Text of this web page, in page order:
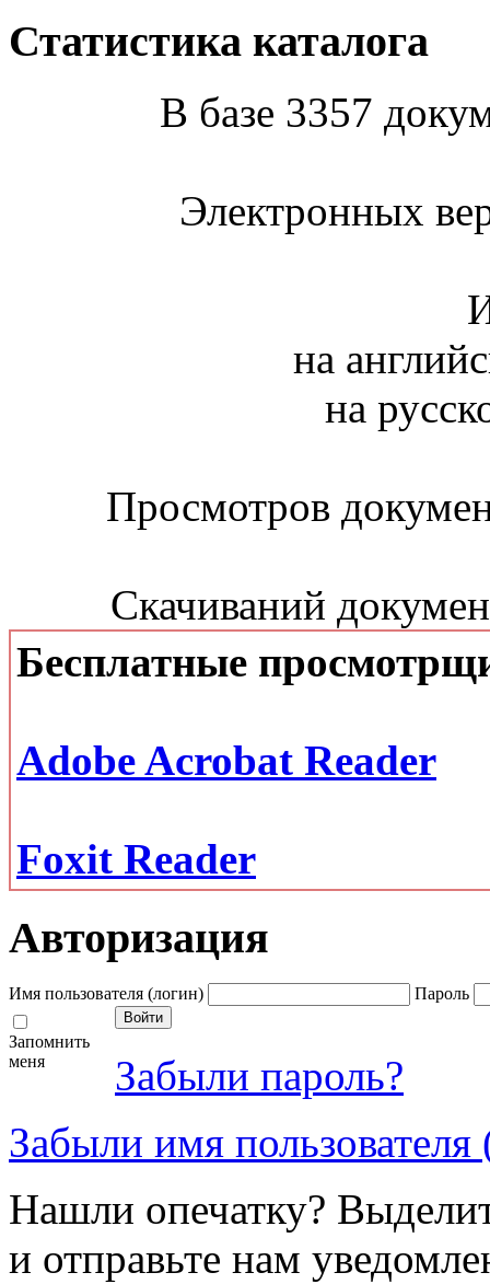
Статистика каталога
В базе 3357
Электронных
на
на
Просмотров
Скачиваний
Бесплатные
Adobe Acrobat Reader
Foxit Reader
Авторизация
Имя пользователя (логин) Пароль
Запомнить
меня
Забыли пароль?
Забыли имя пользователя
Нашли опечатку?
и отправьте нам